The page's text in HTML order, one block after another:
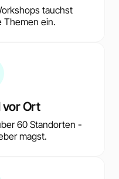
tauchst
Themen ein.
vor Ort
60 Standorten -
magst.